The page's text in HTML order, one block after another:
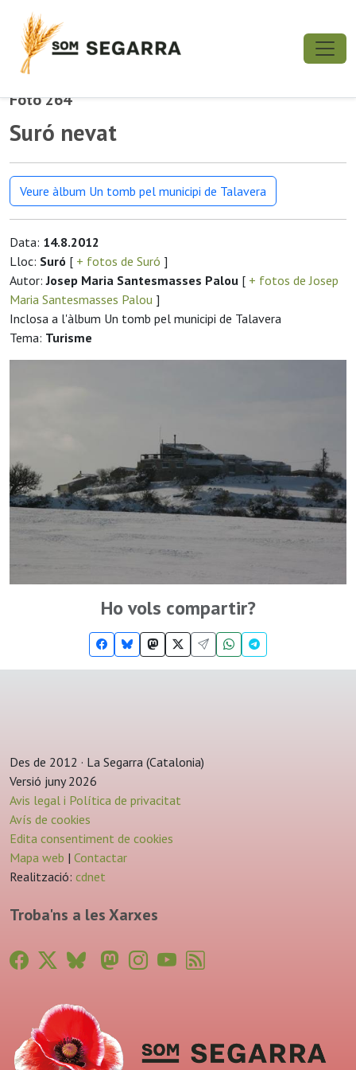
Foto 264
Suró nevat
Veure àlbum Un tomb pel municipi de Talavera
Data: 14.8.2012
Lloc: Suró [ + fotos de Suró ]
Autor:Josep Maria Santesmasses Palou [ + fotos de Josep
Maria Santesmasses Palou ]
Inclosa a l'àlbum Un tomb pel municipi de Talavera
Tema: Turisme
Ho vols compartir?
Des de 2012 · La Segarra (Catalonia)
Versió juny 2026
Avis legal i Política de privacitat
Avís de cookies
Edita consentiment de cookies
Mapa web | Contactar
Realització: cdnet
Troba'ns a les Xarxes